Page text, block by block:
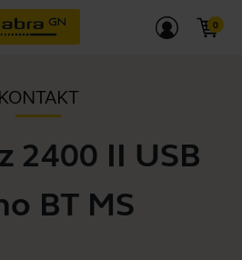
KONTAKT
2400 II USB
BT MS